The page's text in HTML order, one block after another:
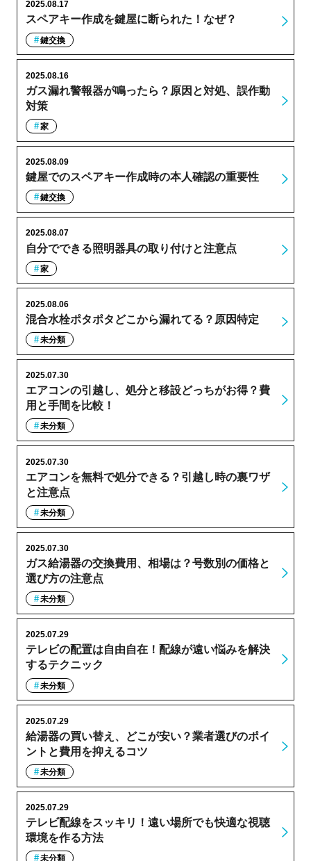
スペアキー作成を鍵屋に断られた！なぜ？
2025.08.17
鍵交換
ガス漏れ警報器が鳴ったら？原因と対処、誤作動
対策
2025.08.16
家
鍵屋でのスペアキー作成時の本人確認の重要性
2025.08.09
鍵交換
自分でできる照明器具の取り付けと注意点
2025.08.07
家
混合水栓ポタポタどこから漏れてる？原因特定
2025.08.06
未分類
エアコンの引越し、処分と移設どっちがお得？費
用と手間を比較！
2025.07.30
未分類
エアコンを無料で処分できる？引越し時の裏ワザ
と注意点
2025.07.30
未分類
ガス給湯器の交換費用、相場は？号数別の価格と
選び方の注意点
2025.07.30
未分類
テレビの配置は自由自在！配線が遠い悩みを解決
するテクニック
2025.07.29
未分類
給湯器の買い替え、どこが安い？業者選びのポイ
ントと費用を抑えるコツ
2025.07.29
未分類
テレビ配線をスッキリ！遠い場所でも快適な視聴
環境を作る方法
2025.07.29
未分類